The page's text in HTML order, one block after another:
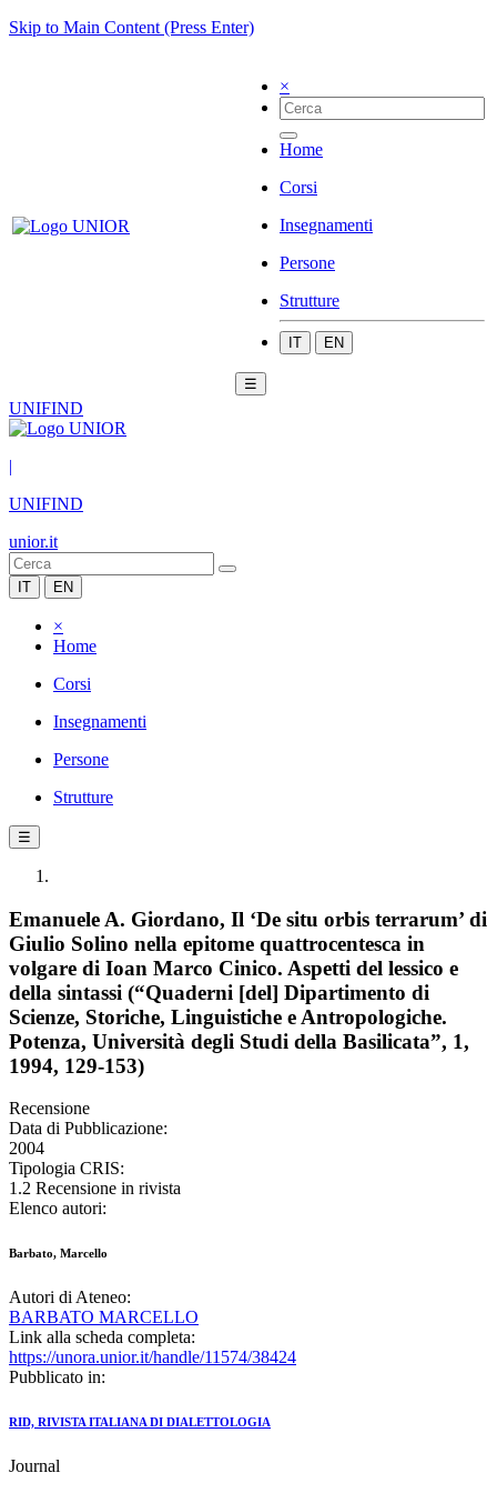
Skip to Main Content (Press Enter)
×
Home
Corsi
Insegnamenti
Persone
Strutture
IT EN
☰
UNIFIND
|
UNIFIND
unior.it
IT EN
×
Home
Corsi
Insegnamenti
Persone
Strutture
☰
Emanuele A. Giordano, Il ‘De situ orbis terrarum’ di
Giulio Solino nella epitome quattrocentesca in
volgare di Ioan Marco Cinico. Aspetti del lessico e
della sintassi (“Quaderni [del] Dipartimento di
Scienze, Storiche, Linguistiche e Antropologiche.
Potenza, Università degli Studi della Basilicata”, 1,
1994, 129-153)
Recensione
Data di Pubblicazione:
2004
Tipologia CRIS:
1.2 Recensione in rivista
Elenco autori:
Barbato, Marcello
Autori di Ateneo:
BARBATO MARCELLO
Link alla scheda completa:
https://unora.unior.it/handle/11574/38424
Pubblicato in:
RID, RIVISTA ITALIANA DI DIALETTOLOGIA
Journal